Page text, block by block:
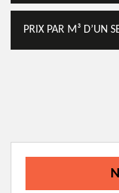
PRIX PAR M³ D’UN